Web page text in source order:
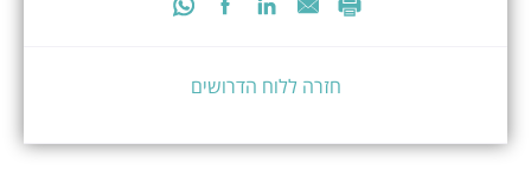
חזרה ללוח הדרושים